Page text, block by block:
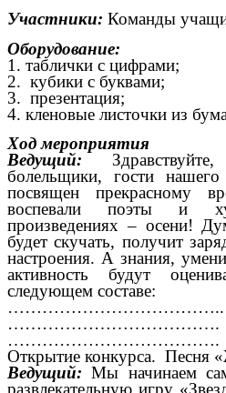
Участники: Команды
Оборудование:
1. таблички с цифрами;
2. кубики с буквами;
3. презентация;
4. кленовые листочки из
Ход мероприятия
Ведущий:
болельщики, гости
посвящен прекрасному
воспевали поэты и
произведениях – осени!
будет скучать, получит
настроения. А знания,
активность будут
следующем составе:
………………………………..
……………………………….
……………………………….
Открытие конкурса. Песня
Ведущий: Мы начинаем